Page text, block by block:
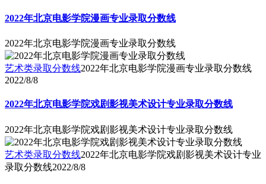
2022年北京电影学院漫画专业录取分数线
2022年北京电影学院漫画专业录取分数线
艺术类录取分数线2022年北京电影学院漫画专业录取分数线
2022/8/8
2022年北京电影学院戏剧影视美术设计专业录取分数线
2022年北京电影学院戏剧影视美术设计专业录取分数线
艺术类录取分数线2022年北京电影学院戏剧影视美术设计专业
录取分数线2022/8/8